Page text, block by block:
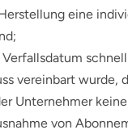
eine
vereinbart
Unternehmer
von